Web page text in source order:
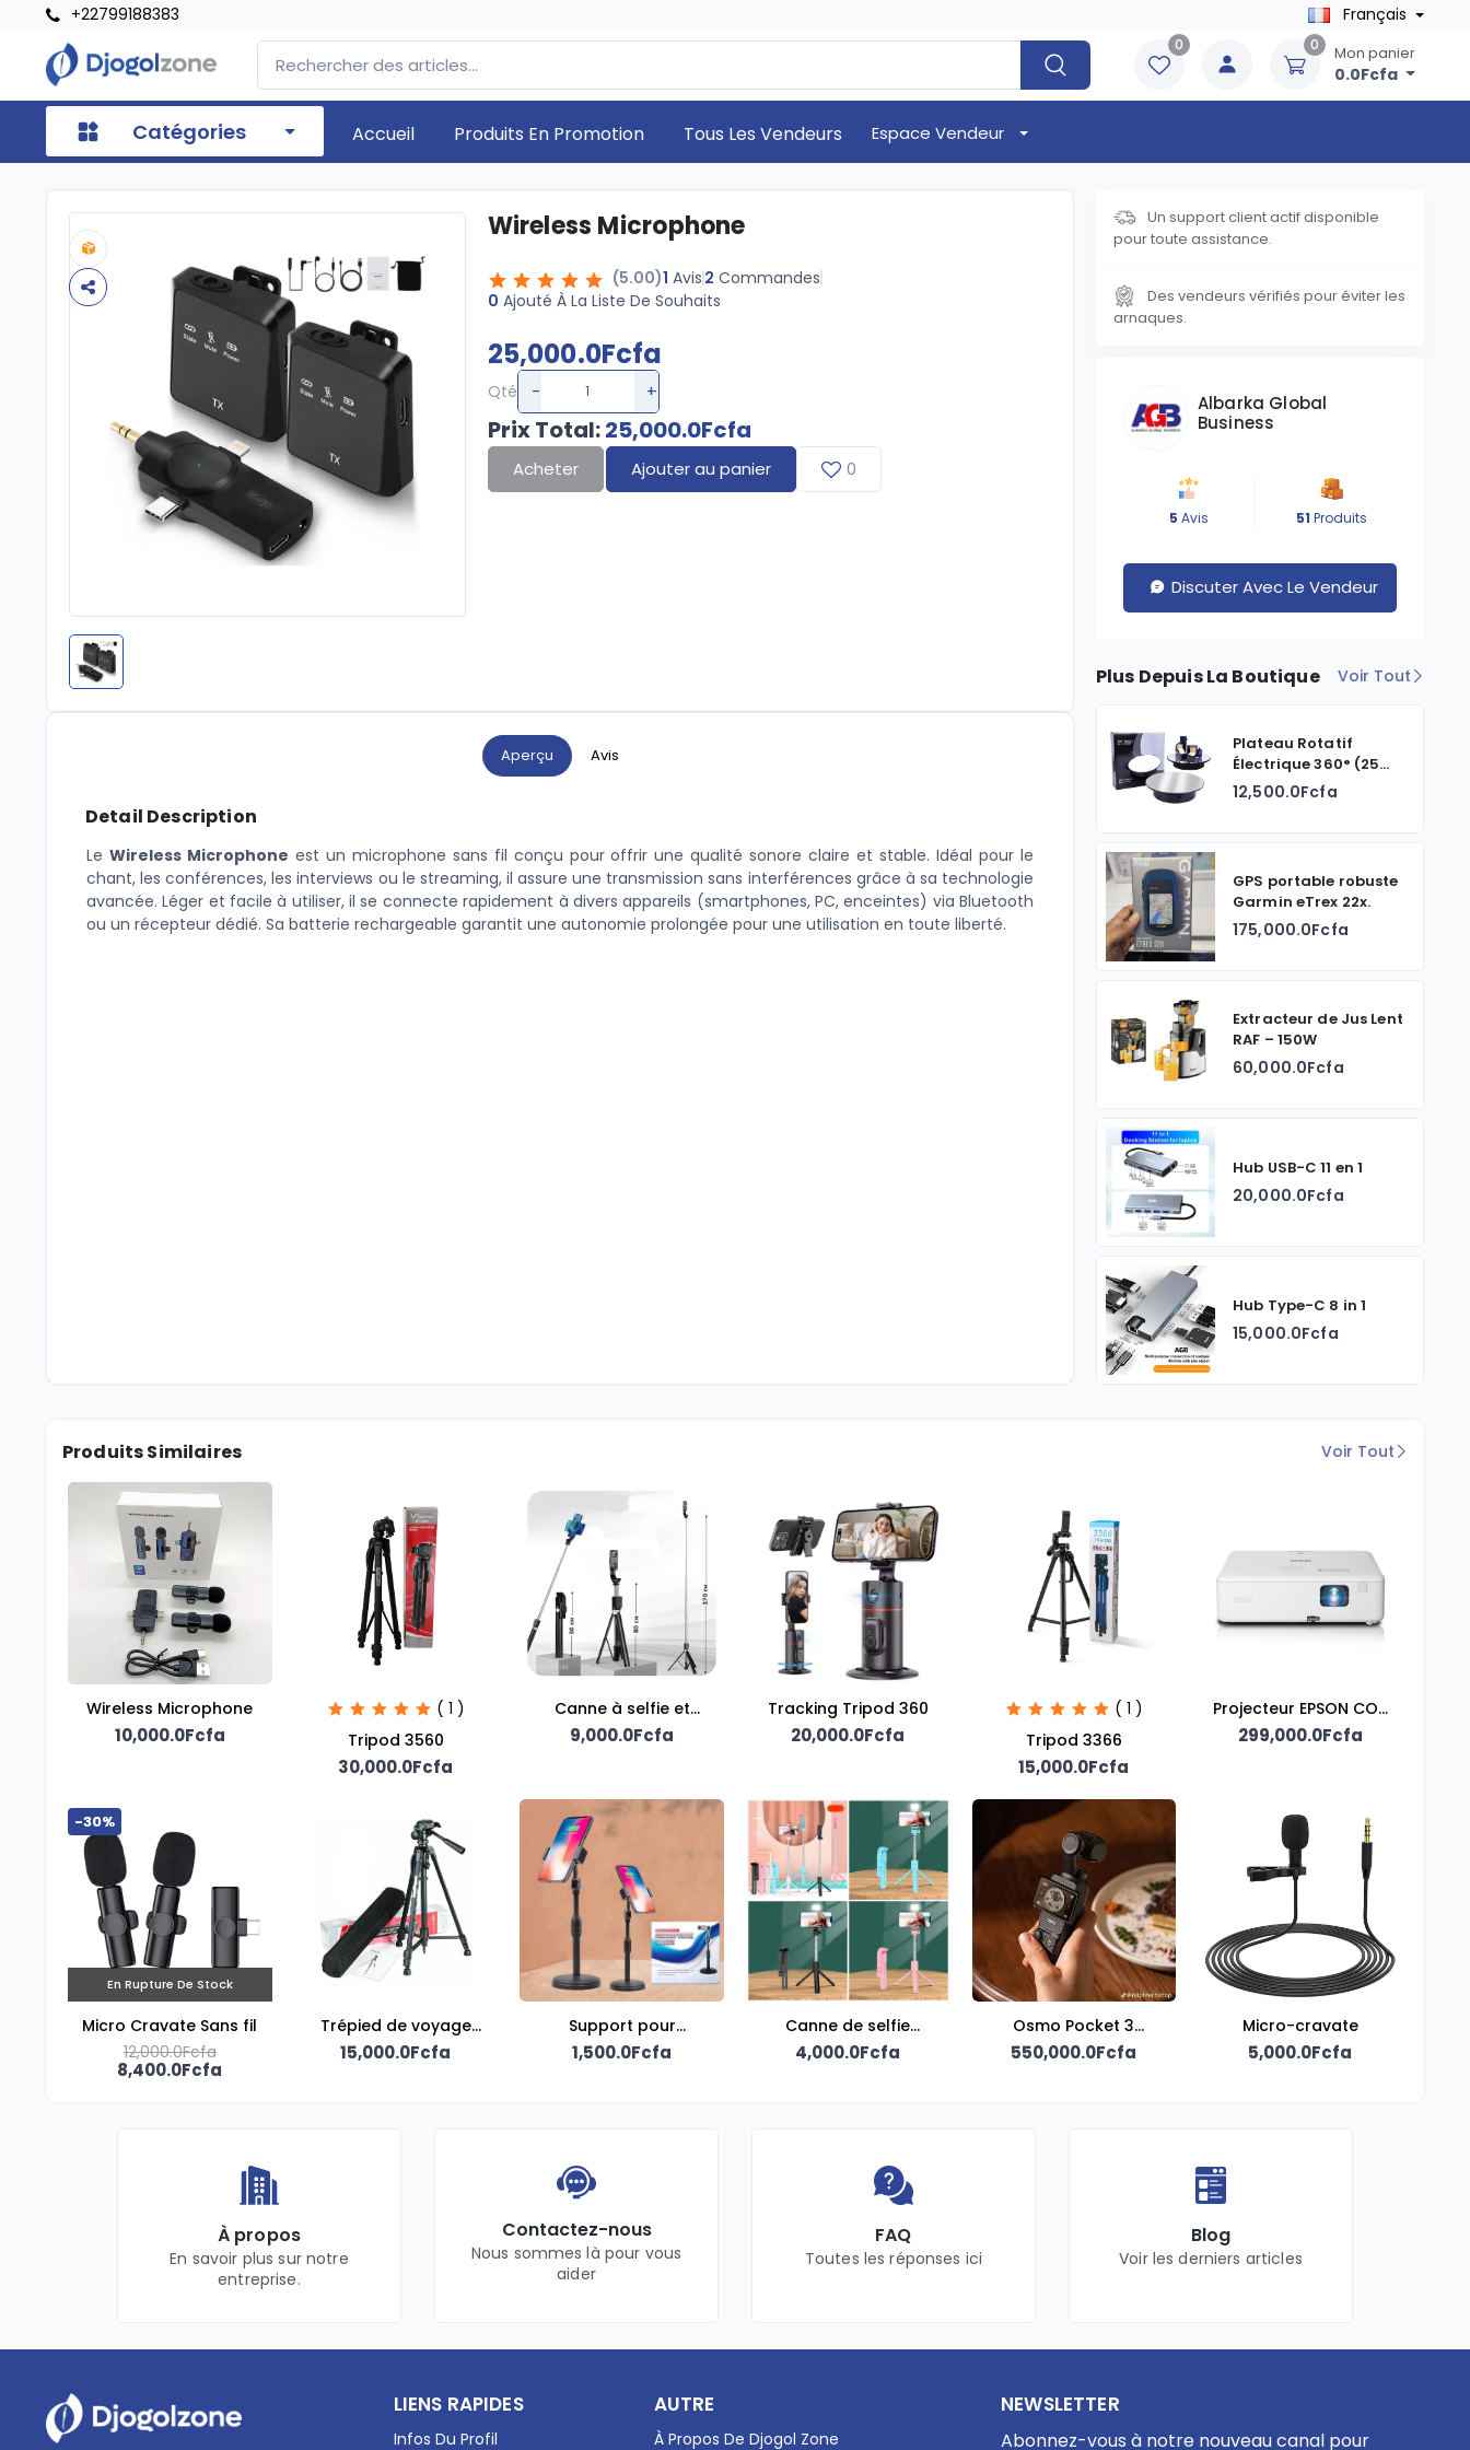
+22799188383 Français
0 0 Mon panier
0.0Fcfa
Catégories Accueil Produits En Promotion Tous Les Vendeurs Espace Vendeur
Wireless Microphone
(5.00)1 Avis2 Commandes
0 Ajouté À La Liste De Souhaits
25,000.0Fcfa
Qté - +
Prix Total:25,000.0Fcfa
Acheter Ajouter au panier 0
Aperçu Avis
Detail Description
Le Wireless Microphone est un microphone sans fil conçu pour offrir une qualité sonore claire et stable. Idéal pour le
chant, les conférences, les interviews ou le streaming, il assure une transmission sans interférences grâce à sa technologie
avancée. Léger et facile à utiliser, il se connecte rapidement à divers appareils (smartphones, PC, enceintes) via Bluetooth
ou un récepteur dédié. Sa batterie rechargeable garantit une autonomie prolongée pour une utilisation en toute liberté.
Un support client actif disponible
pour toute assistance.
Des vendeurs vérifiés pour éviter les
arnaques.
Albarka Global
Business
5 Avis 51 Produits
Discuter Avec Le Vendeur
Plus Depuis La Boutique Voir Tout
Plateau Rotatif
Électrique 360° (25
cm)
12,500.0Fcfa
GPS portable robuste
Garmin eTrex 22x.
175,000.0Fcfa
Extracteur de Jus Lent
RAF – 150W
60,000.0Fcfa
Hub USB-C 11 en 1
20,000.0Fcfa
Hub Type-C 8 in 1
15,000.0Fcfa
Produits Similaires Voir Tout
Wireless Microphone
10,000.0Fcfa
( 1 )
Tripod 3560
30,000.0Fcfa
Canne à selfie et
support téléphone
9,000.0Fcfa
Tracking Tripod 360
20,000.0Fcfa
( 1 )
Tripod 3366
15,000.0Fcfa
Projecteur EPSON CO-
W01
299,000.0Fcfa
-30%
En Rupture De Stock
Micro Cravate Sans fil
12,000.0Fcfa
8,400.0Fcfa
Trépied de voyage
portable
15,000.0Fcfa
Support pour
téléphone
1,500.0Fcfa
Canne de selfie
extensible
4,000.0Fcfa
Osmo Pocket 3
Creator Combo
550,000.0Fcfa
Micro-cravate
5,000.0Fcfa
À propos
En savoir plus sur notre
entreprise.
Contactez-nous
Nous sommes là pour vous
aider
FAQ
Toutes les réponses ici
Blog
Voir les derniers articles
LIENS RAPIDES
Infos Du Profil
AUTRE
À Propos De Djogol Zone
NEWSLETTER
Abonnez-vous à notre nouveau canal pour